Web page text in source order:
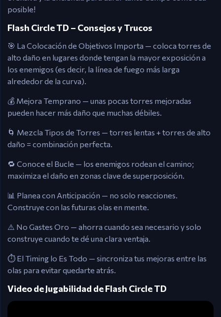
posible!
Flash Circle TD – Consejos y Trucos
🎯 La Colocación de Objetivos Importa — coloca torres de
alto daño en lugares donde tengan la mayor exposición a
los enemigos (es decir, la línea de fuego más larga
alrededor de la curva).
💰 Mejora Temprano — unas pocas torres mejoradas
pueden hacer más daño que muchas débiles.
🌀 Mezcla Tipos de Torres — torres lentas + torres de alto
daño = combinación perfecta.
🔁 Conoce el Bucle — los enemigos rodean el camino;
maximiza el daño en zonas clave de superposición.
📊 Planea con Anticipación — no solo reacciones.
Construye con las futuras olas en mente.
⚠️ No Gastes Oro — ahorra cuando sea necesario y solo
construye cuando te dé una clara ventaja.
⏱️ El Timing lo Es Todo — sincroniza tus mejoras entre las
olas para evitar quedarte atrás.
Video de Jugabilidad de Flash Circle TD